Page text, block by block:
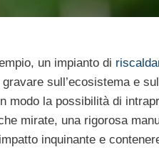
un impianto di
sull’ecosistema e
modo la possibilità di
mirate, una rigorosa
inquinante e